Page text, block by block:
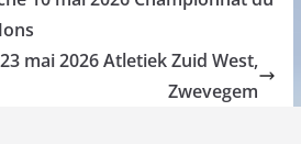
mai 2026 Atletiek Zuid West,
Zwevegem